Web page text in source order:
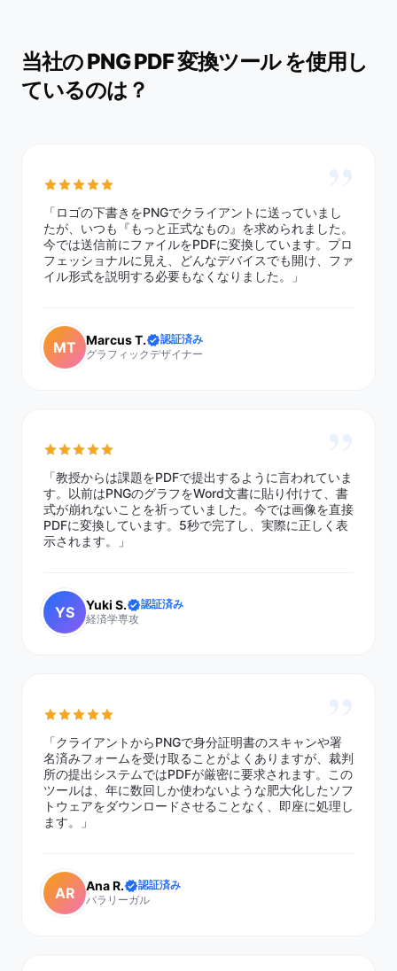
当社の PNG PDF 変換ツール を使用し
ているのは？
「ロゴの下書きをPNGでクライアントに送っていまし
たが、いつも『もっと正式なもの』を求められました。
今では送信前にファイルをPDFに変換しています。プロ
フェッショナルに見え、どんなデバイスでも開け、ファ
イル形式を説明する必要もなくなりました。」
MT Marcus T.
認証済み
グラフィックデザイナー
「教授からは課題をPDFで提出するように言われていま
す。以前はPNGのグラフをWord文書に貼り付けて、書
式が崩れないことを祈っていました。今では画像を直接
PDFに変換しています。5秒で完了し、実際に正しく表
示されます。」
YS Yuki S.
認証済み
経済学専攻
「クライアントからPNGで身分証明書のスキャンや署
名済みフォームを受け取ることがよくありますが、裁判
所の提出システムではPDFが厳密に要求されます。この
ツールは、年に数回しか使わないような肥大化したソフ
トウェアをダウンロードさせることなく、即座に処理し
ます。」
AR Ana R.
認証済み
パラリーガル